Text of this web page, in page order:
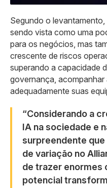
Segundo o
sendo vista como uma
para os negócios, mas
crescente de riscos
superando a capacidade
governança, acompanhar
adequadamente suas
“Considerando a
IA ​​na sociedade e
surpreendente
de variação no
de trazer enormes
potencial